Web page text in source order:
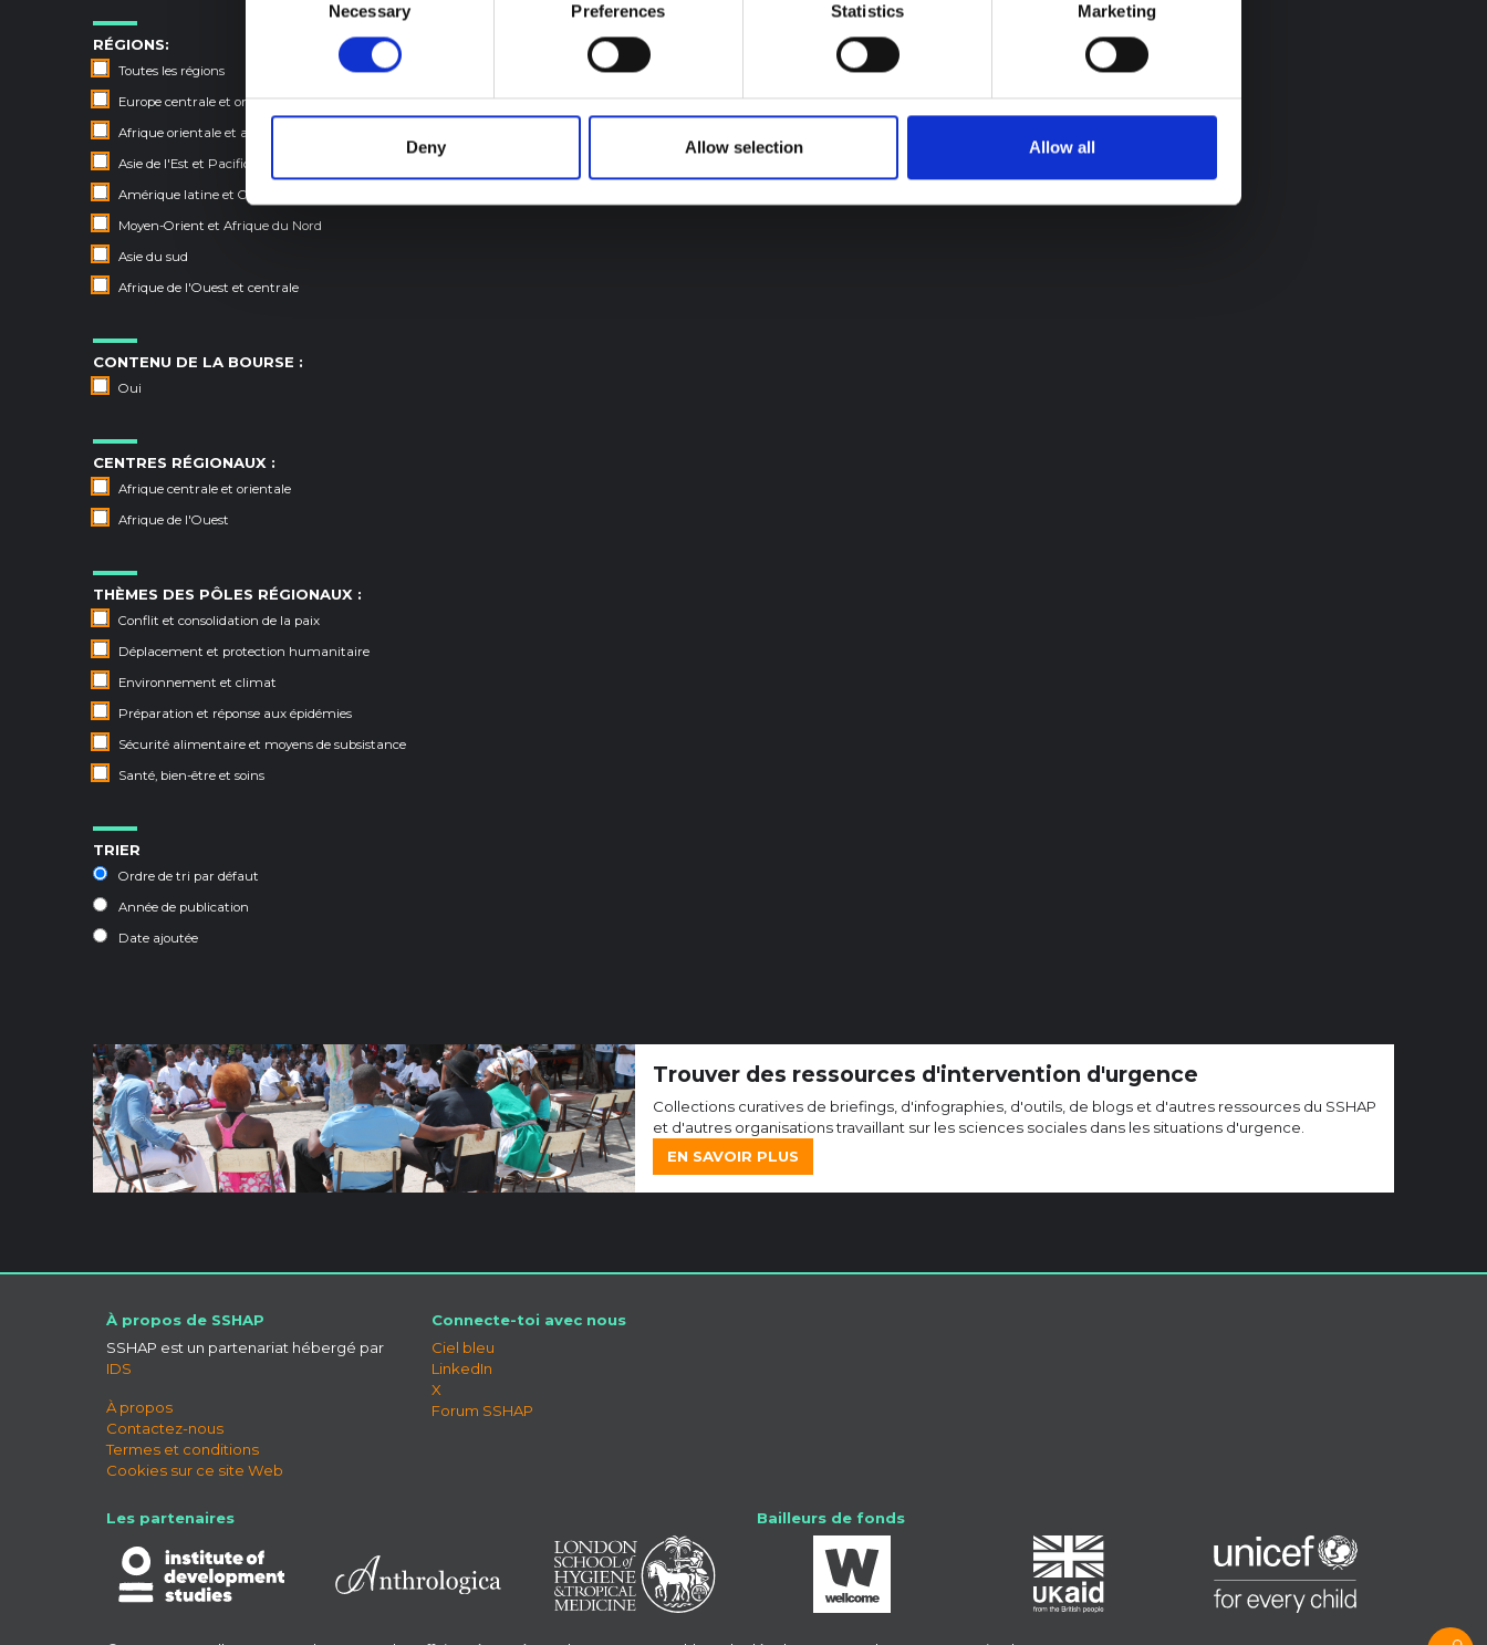
Necessary Preferences Statistics Marketing
Deny Allow selection Allow all
RÉGIONS:
Toutes les régions
Europe centrale et orientale
Afrique orientale et australe
Asie de l'Est et Pacifique
Amérique latine et Caraïbes
Moyen-Orient et Afrique du Nord
Asie du sud
Afrique de l'Ouest et centrale
CONTENU DE LA BOURSE :
Oui
CENTRES RÉGIONAUX :
Afrique centrale et orientale
Afrique de l'Ouest
THÈMES DES PÔLES RÉGIONAUX :
Conflit et consolidation de la paix
Déplacement et protection humanitaire
Environnement et climat
Préparation et réponse aux épidémies
Sécurité alimentaire et moyens de subsistance
Santé, bien-être et soins
TRIER
Ordre de tri par défaut
Année de publication
Date ajoutée
Trouver des ressources d'intervention d'urgence
Collections curatives de briefings, d'infographies, d'outils, de blogs et d'autres ressources du SSHAP
et d'autres organisations travaillant sur les sciences sociales dans les situations d'urgence.
EN SAVOIR PLUS
À propos de SSHAP
SSHAP est un partenariat hébergé par
IDS
À propos
Contactez-nous
Termes et conditions
Cookies sur ce site Web
Connecte-toi avec nous
Ciel bleu
LinkedIn
X
Forum SSHAP
Les partenaires Bailleurs de fonds